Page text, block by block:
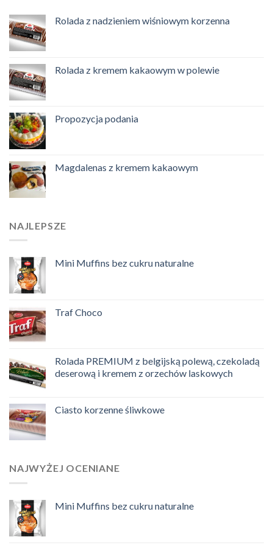
Rolada z nadzieniem wiśniowym korzenna
Rolada z kremem kakaowym w polewie
Propozycja podania
Magdalenas z kremem kakaowym
NAJLEPSZE
Mini Muffins bez cukru naturalne
Traf Choco
Rolada PREMIUM z belgijską polewą, czekoladą
deserową i kremem z orzechów laskowych
Ciasto korzenne śliwkowe
NAJWYŻEJ OCENIANE
Mini Muffins bez cukru naturalne